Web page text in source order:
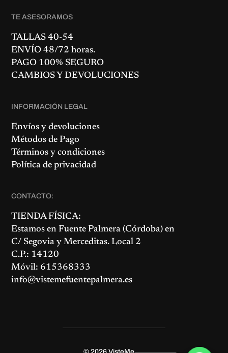
TE ASESORAMOS
TALLAS 40-54
ENVÍO 48/72 horas.
PAGO 100% SEGURO
CAMBIOS Y DEVOLUCIONES
INFORMACIÓN LEGAL
Envíos y devoluciones
Métodos de Pago
Términos y condiciones
Política de privacidad
CONTACTO:
TIENDA FÍSICA:
Estamos enFuente Palmera (Córdoba) en
C/ Segovia y Merceditas. Local 2
C.P.: 14120
Móvil: 615368333
info@vistemefuentepalmera.es